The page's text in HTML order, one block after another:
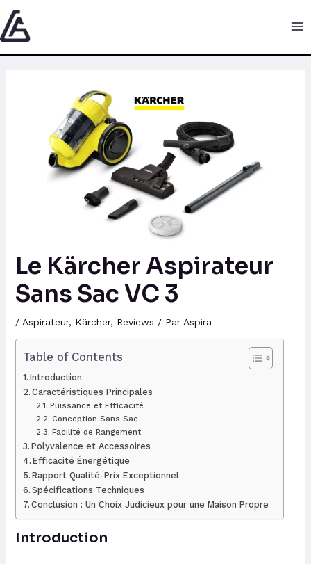
Aller
au
contenu
Le Kärcher Aspirateur
Sans Sac VC 3
/ Aspirateur, Kärcher, Reviews / Par Aspira
Table of Contents
Introduction
Caractéristiques Principales
Puissance et Efficacité
Conception Sans Sac
Facilité de Rangement
Polyvalence et Accessoires
Efficacité Énergétique
Rapport Qualité-Prix Exceptionnel
Spécifications Techniques
Conclusion : Un Choix Judicieux pour une Maison Propre
Introduction